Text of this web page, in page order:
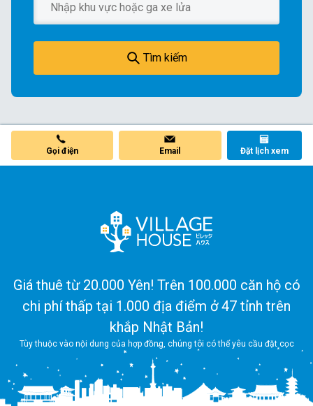
Tìm kiếm
Gọi điện Email Đặt lịch xem
Giá thuê từ 20.000 Yên! Trên 100.000 căn hộ có
chi phí thấp tại 1.000 địa điểm ở 47 tỉnh trên
khắp Nhật Bản!
Tùy thuộc vào nội dung của hợp đồng, chúng tôi có thể yêu cầu đặt cọc